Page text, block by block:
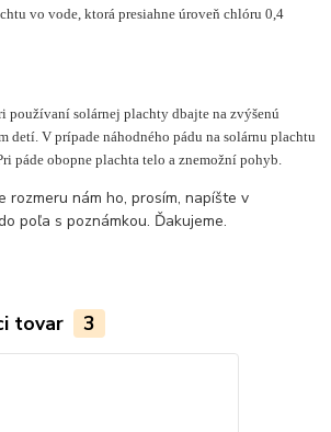
vo vode, ktorá presiahne úroveň chlóru 0,4
používaní solárnej plachty dbajte na zvýšenú
detí. V prípade náhodného pádu na solárnu plachtu
páde obopne plachta telo a znemožní pohyb.
rozmeru nám ho, prosím, napíšte v
poľa s poznámkou. Ďakujeme.
tovar 3